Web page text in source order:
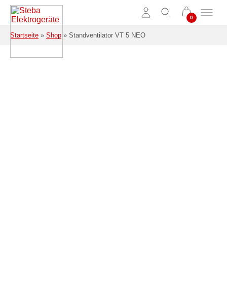
Zum Hauptinhalt springen
Startseite » Shop » Standventilator VT 5 NEO